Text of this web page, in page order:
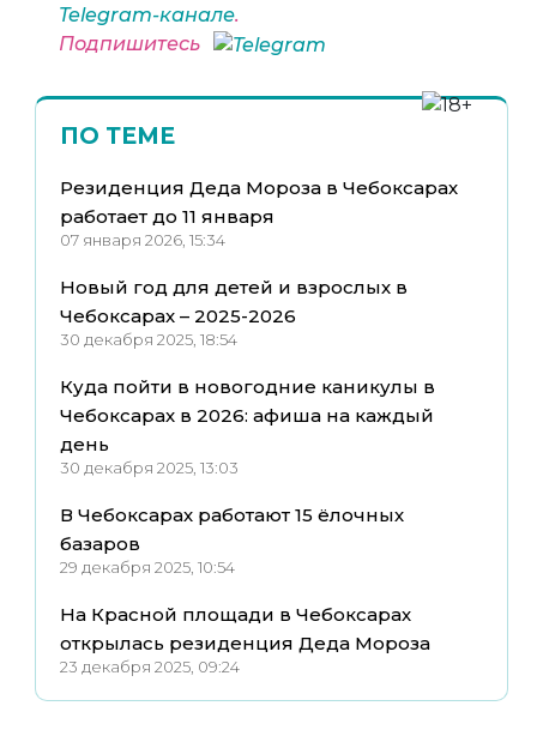
Telegram-канале.
Подпишитесь
ПО ТЕМЕ
Резиденция Деда Мороза в Чебоксарах
работает до 11 января
07 января 2026, 15:34
Новый год для детей и взрослых в
Чебоксарах – 2025-2026
30 декабря 2025, 18:54
Куда пойти в новогодние каникулы в
Чебоксарах в 2026: афиша на каждый
день
30 декабря 2025, 13:03
В Чебоксарах работают 15 ёлочных
базаров
29 декабря 2025, 10:54
На Красной площади в Чебоксарах
открылась резиденция Деда Мороза
23 декабря 2025, 09:24